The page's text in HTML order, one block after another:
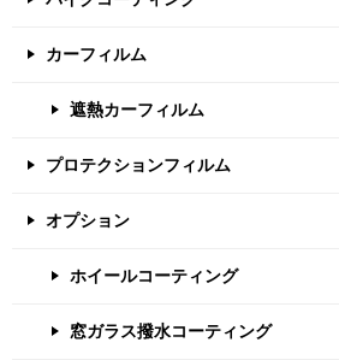
カーフィルム
遮熱カーフィルム
プロテクションフィルム
オプション
ホイールコーティング
窓ガラス撥水コーティング